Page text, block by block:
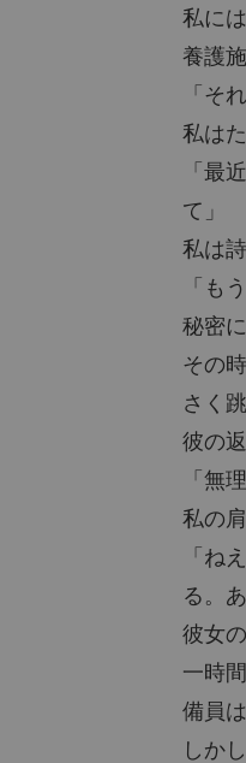
私に
養護
「そ
私は
「最
て」
私は
「も
秘密
その
さく
彼の
「無
私の
「ね
る。
彼女
一時
備員
しか